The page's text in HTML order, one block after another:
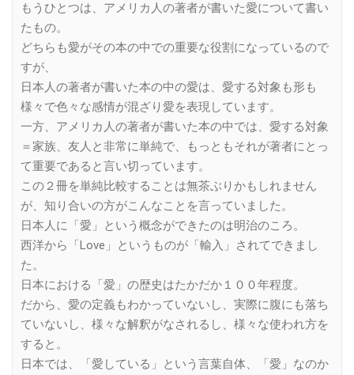
もうひとつは、アメリカ人の著者が書いた愛について書い
たもの。
どちらも愛がその本の中での重要な役割になっているので
すが、
日本人の著者が書いた本の中の愛は、愛する対象も形も
様々で色々な感情が混ざり愛を表現しています。
一方、アメリカ人の著者が書いた本の中では、愛する対象
＝家族、友人と非常に単純で、もっともそれが著者にとっ
て重要であると言い切っています。
この２冊を単純比較することは無茶ぶりかもしれません
が、知り合いの方がこんなことを言っていました。
日本人に「愛」という概念ができたのは明治のころ。
西洋から「Love」というものが「輸入」されてできまし
た。
日本における「愛」の歴史はたかだか１００年程度。
だから、愛の定義もわかっていないし、実際に腹にも落ち
ていないし、様々な解釈がなされるし、様々な使われ方を
すると。
日本では、「愛している」という言葉自体、「愛」なのか